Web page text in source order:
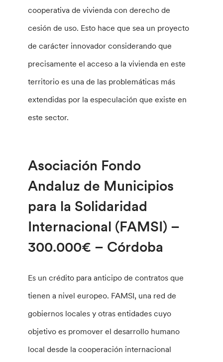
cooperativa de vivienda con derecho de
cesión de uso. Esto hace que sea un proyecto
de carácter innovador considerando que
precisamente el acceso a la vivienda en este
territorio es una de las problemáticas más
extendidas por la especulación que existe en
este sector.
Asociación Fondo
Andaluz de Municipios
para la Solidaridad
Internacional (FAMSI) –
300.000€ – Córdoba
Es un crédito para anticipo de contratos que
tienen a nivel europeo. FAMSI, una red de
gobiernos locales y otras entidades cuyo
objetivo es promover el desarrollo humano
local desde la cooperación internacional